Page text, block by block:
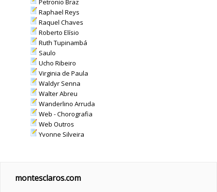
Petronio Braz
Raphael Reys
Raquel Chaves
Roberto Elísio
Ruth Tupinambá
Saulo
Ucho Ribeiro
Virginia de Paula
Waldyr Senna
Walter Abreu
Wanderlino Arruda
Web - Chorografia
Web Outros
Yvonne Silveira
montesclaros.com